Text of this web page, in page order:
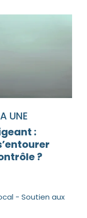
UNE
:
?
- Soutien aux